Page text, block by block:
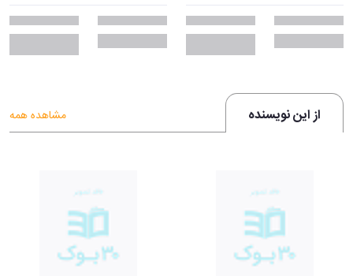
از این نویسنده مشاهده همه